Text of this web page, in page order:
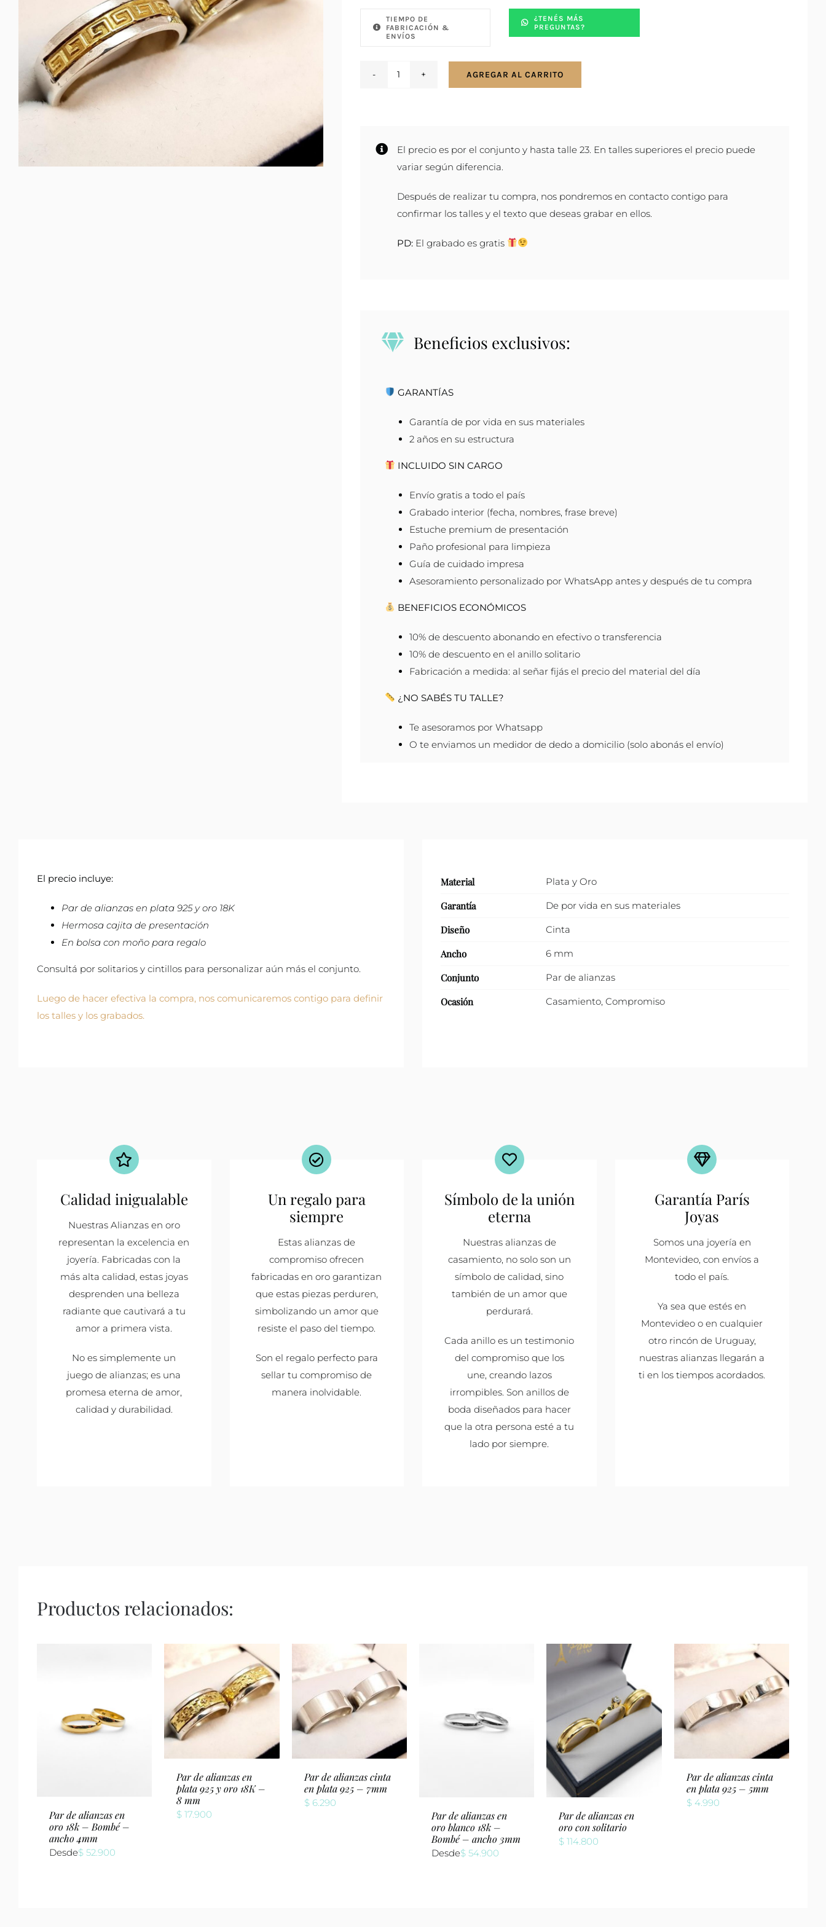
TIEMPO DE
FABRICACIÓN &
ENVÍOS
¿TENÉS MÁS
PREGUNTAS?
plata
925
oro
18k
AGREGAR AL CARRITO
El precio es por el conjunto y hasta talle 23. En talles superiores el precio puede
variar según diferencia.
Después de realizar tu compra, nos pondremos en contacto contigo para
confirmar los talles y el texto que deseas grabar en ellos.
PD:El grabado es gratis
Beneficios exclusivos:
GARANTÍAS
Garantía de por vida en sus materiales
2 años en su estructura
INCLUIDO SIN CARGO
Envío gratis a todo el país
Grabado interior (fecha, nombres, frase breve)
Estuche premium de presentación
Paño profesional para limpieza
Guía de cuidado impresa
Asesoramiento personalizado por WhatsApp antes y después de tu compra
BENEFICIOS ECONÓMICOS
10% de descuento abonando en efectivo o transferencia
10% de descuento en el anillo solitario
Fabricación a medida: al señar fijás el precio del material del día
¿NO SABÉS TU TALLE?
Te asesoramos por Whatsapp
O te enviamos un medidor de dedo a domicilio (solo abonás el envío)
El precio incluye:
Par de alianzas en plata 925 y oro 18K
Hermosa cajita de presentación
En bolsa con moño para regalo
Consultá por solitarios y cintillos para personalizar aún más el conjunto.
Luego de hacer efectiva la compra, nos comunicaremos contigo para definir
los talles y los grabados.
Material Plata y Oro
Garantía De por vida en sus materiales
Diseño Cinta
Ancho 6 mm
Conjunto Par de alianzas
Ocasión Casamiento, Compromiso
Calidad inigualable
Nuestras Alianzas en oro
representan la excelencia en
joyería. Fabricadas con la
más alta calidad, estas joyas
desprenden una belleza
radiante que cautivará a tu
amor a primera vista.
No es simplemente un
juego de alianzas; es una
promesa eterna de amor,
calidad y durabilidad.
Un regalo para
siempre
Estas alianzas de
compromiso ofrecen
fabricadas en oro garantizan
que estas piezas perduren,
simbolizando un amor que
resiste el paso del tiempo.
Son el regalo perfecto para
sellar tu compromiso de
manera inolvidable.
Símbolo de la unión
eterna
Nuestras alianzas de
casamiento, no solo son un
símbolo de calidad, sino
también de un amor que
perdurará.
Cada anillo es un testimonio
del compromiso que los
une, creando lazos
irrompibles. Son anillos de
boda diseñados para hacer
que la otra persona esté a tu
lado por siempre.
Garantía París
Joyas
Somos una joyería en
Montevideo, con envíos a
todo el país.
Ya sea que estés en
Montevideo o en cualquier
otro rincón de Uruguay,
nuestras alianzas llegarán a
ti en los tiempos acordados.
Productos relacionados:
Par de alianzas en
oro 18k – Bombé –
ancho 4mm
Desde$ 52.900
Par de alianzas en
plata 925 y oro 18K –
8 mm
$ 17.900
Par de alianzas cinta
en plata 925 – 7mm
$6.290
Par de alianzas en
oro blanco 18k –
Bombé – ancho 3mm
Desde$54.900
Par de alianzas en
oro con solitario
$ 114.800
Par de alianzas cinta
en plata 925 – 5mm
$4.990